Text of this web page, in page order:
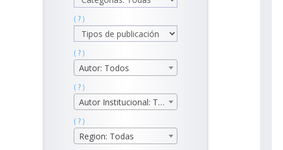
( ? )
( ? )
Autor: Todos
( ? )
Autor Institucional: Todos
( ? )
Region: Todas